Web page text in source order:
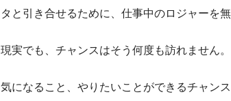
タと引き合せるために、仕事中のロジャーを
現実でも、チャンスはそう何度も訪れません。
気になること、やりたいことができるチャン